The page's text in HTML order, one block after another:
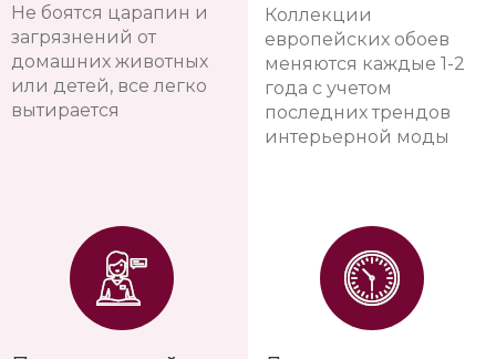
Не боятся царапин и
загрязнений от
домашних животных
или детей, все легко
вытирается
Коллекции
европейских обоев
меняются каждые 1-2
года с учетом
последних трендов
интерьерной моды